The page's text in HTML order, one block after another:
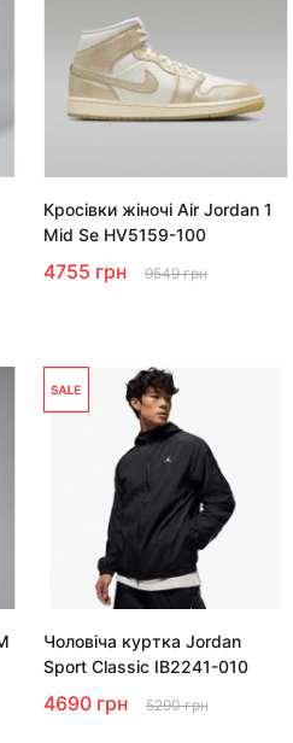
Кросівки жіночі Air Jordan 1
Mid Se HV5159-100
4755 грн 9549 грн
Чоловіча куртка Jordan
Sport Classic IB2241-010
4690 грн 5290 грн